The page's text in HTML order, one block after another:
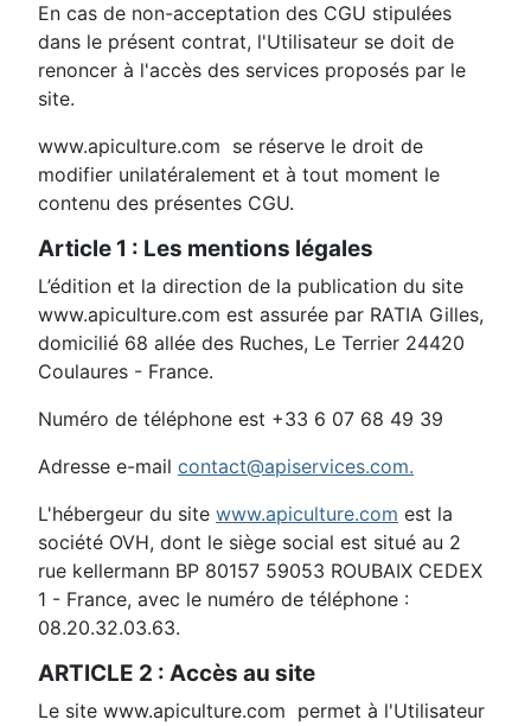
En cas de non-acceptation des CGU stipulées
dans le présent contrat, l'Utilisateur se doit de
renoncer à l'accès des services proposés par le
site.
www.apiculture.com se réserve le droit de
modifier unilatéralement et à tout moment le
contenu des présentes CGU.
Article 1 : Les mentions légales
L’édition et la direction de la publication du site
www.apiculture.com est assurée par RATIA Gilles,
domicilié 68 allée des Ruches, Le Terrier 24420
Coulaures - France.
Numéro de téléphone est +33 6 07 68 49 39
Adresse e-mail contact@apiservices.com.
L'hébergeur du site www.apiculture.com est la
société OVH, dont le siège social est situé au 2
rue kellermann BP 80157 59053 ROUBAIX CEDEX
1 - France, avec le numéro de téléphone :
08.20.32.03.63.
ARTICLE 2 : Accès au site
Le site www.apiculture.com permet à l'Utilisateur